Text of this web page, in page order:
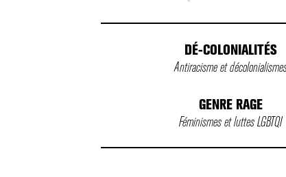
DÉ-COLONIALITÉS
Antiracisme et
GENRE RAGE
Féminismes et luttes LGBTQI